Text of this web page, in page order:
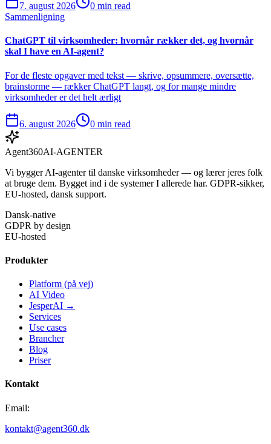
7. august 2026
0 min read
Sammenligning
ChatGPT til virksomheder: hvornår rækker det, og hvornår
skal I have en AI-agent?
For de fleste opgaver med tekst — skrive, opsummere, oversætte,
brainstorme — rækker ChatGPT langt, og for mange mindre
virksomheder er det helt ærligt
6. august 2026 0 min read
Agent360AI-AGENTER
Vi bygger AI-agenter til danske virksomheder — og lærer jeres folk
at bruge dem. Bygget ind i de systemer I allerede har. GDPR-sikker,
EU-hosted, dansk support.
Dansk-native
GDPR by design
EU-hosted
Produkter
Platform (på vej)
AI Video
JesperAI →
Services
Use cases
Brancher
Blog
Priser
Kontakt
Email:
kontakt@agent360.dk